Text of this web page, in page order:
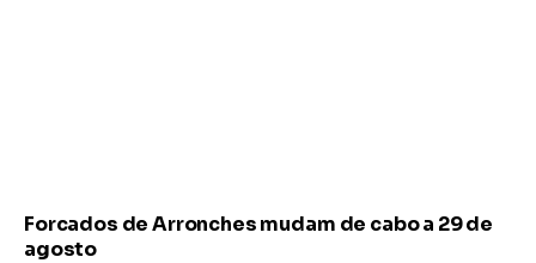
Forcados de Arronches mudam de cabo a 29 de
agosto